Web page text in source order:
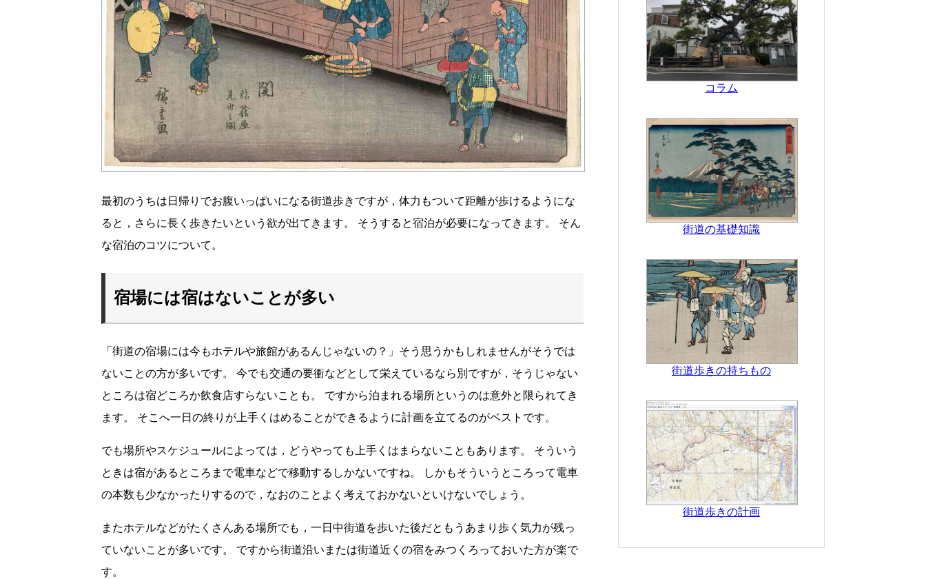
最初のうちは日帰りでお腹いっぱいになる街道歩きですが，体力もついて距離が歩けるようにな
ると，さらに長く歩きたいという欲が出てきます。 そうすると宿泊が必要になってきます。 そん
な宿泊のコツについて。
宿場には宿はないことが多い
「街道の宿場には今もホテルや旅館があるんじゃないの？」そう思うかもしれませんがそうでは
ないことの方が多いです。 今でも交通の要衝などとして栄えているなら別ですが，そうじゃない
ところは宿どころか飲食店すらないことも。 ですから泊まれる場所というのは意外と限られてき
ます。 そこへ一日の終りが上手くはめることができるように計画を立てるのがベストです。
でも場所やスケジュールによっては，どうやっても上手くはまらないこともあります。 そういう
ときは宿があるところまで電車などで移動するしかないですね。 しかもそういうところって電車
の本数も少なかったりするので，なおのことよく考えておかないといけないでしょう。
またホテルなどがたくさんある場所でも，一日中街道を歩いた後だともうあまり歩く気力が残っ
ていないことが多いです。 ですから街道沿いまたは街道近くの宿をみつくろっておいた方が楽で
す。
コラム
街道の基礎知識
街道歩きの持ちもの
街道歩きの計画